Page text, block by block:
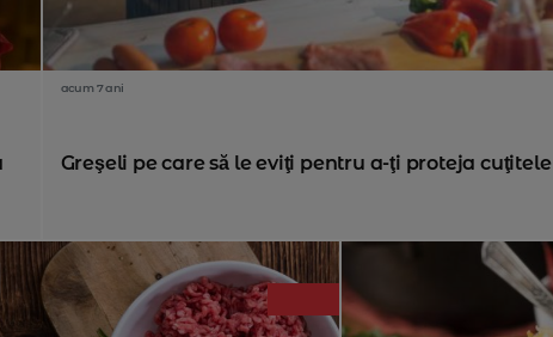
acum 7 ani
Greşeli pe care să le eviţi pentru a-ţi proteja cuţitele